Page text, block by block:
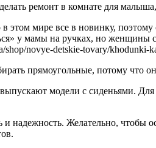
ремонт в комнате для
этом мире все в новинку,
у мамы на ручках, но
shop/novye-detskie-tovary/khodunki-
прямоугольные, потому что
модели с сиденьями.
надежность. Желательно, чтобы